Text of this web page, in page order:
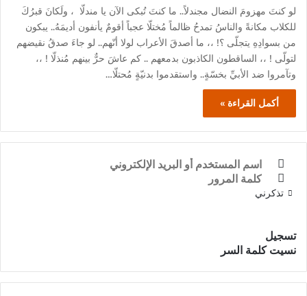
لو كنتَ مهزومَ النضال مجندلاً.. ما كنتَ تُبكى الآن يا مندلّا ، ولَكانَ قبرُكَ
للكلاب مكانةً والناسُ تمدحُ ظالماً مُختلّا عجباً أقومٌ يأنفون أديمَهُ.. يبكون
من بسوادِهِ يتجلّى ؟! ،، ما أصدقَ الأعراب لولا أنّهم.. لو جاءَ صدقُ نقيضهم
لتولّى ! ،، الساقطون الكاذبون بدمعهم .. كم عاشَ حرٌّ بينهم مُنذلّا ! ،،
وتآمروا ضد الأبيِّ بخسّةٍ.. واستقدموا بدنيّةٍ مُحتلّا…
أكمل القراءة »
تذكرني
تسجيل
نسيت كلمة السر